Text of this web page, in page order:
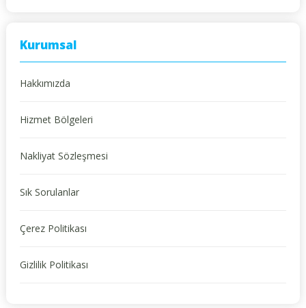
Kurumsal
Hakkımızda
Hizmet Bölgeleri
Nakliyat Sözleşmesi
Sık Sorulanlar
Çerez Politikası
Gizlilik Politikası